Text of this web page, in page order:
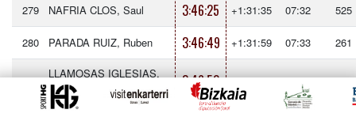
279 NAFRIA CLOS, Saul 3:46:25 +1:31:35 07:32 525
280 PARADA RUIZ, Ruben 3:46:49 +1:31:59 07:33 261
281
LLAMOSAS IGLESIAS,
Arkaitz
3:46:50 +1:32:00 07:33 190